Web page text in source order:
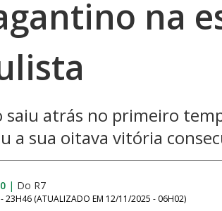
na
saiu atrás no primeiro
a sua oitava vitória
| Do R7
23H46 (ATUALIZADO EM 12/11/2025 - 06H02)